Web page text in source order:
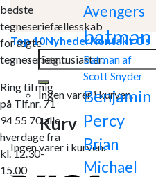
Top 10NyhederKontakt Os
Søg
efter:
Ingen varer i kurven.
Kurv
Ingen varer i kurven.
bedste
tegneseriefællesskab
for ægte
tegneserieentusiaster.
Ring til mig
på Tlf.nr. 71
94 55 70 alle
hverdage fra
kl. 12.30-
15.00
Avengers
batman
Batman af
Scott Snyder
Benjamin
Percy
Brian
Michael